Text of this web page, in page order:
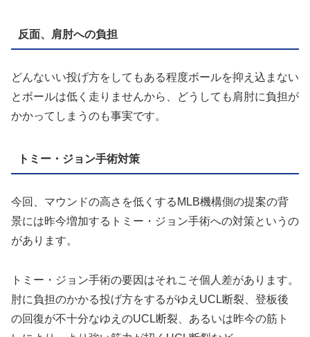
反面、肩肘への負担
どんないい投げ方をしてもある程度ボールを抑え込まない
とボールは低く走りませんから、どうしても肩肘に負担が
かかってしまうのも事実です。
トミー・ジョン手術対策
今回、マウンドの高さを低くするMLB機構側の提案の背
景には昨今増加するトミー・ジョン手術への対策というの
があります。
トミー・ジョン手術の要因はそれこそ個人差があります。
肘に負担のかかる投げ方をするがゆえUCL断裂、登板後
の回復が不十分なゆえのUCL断裂、あるいは昨今の筋ト